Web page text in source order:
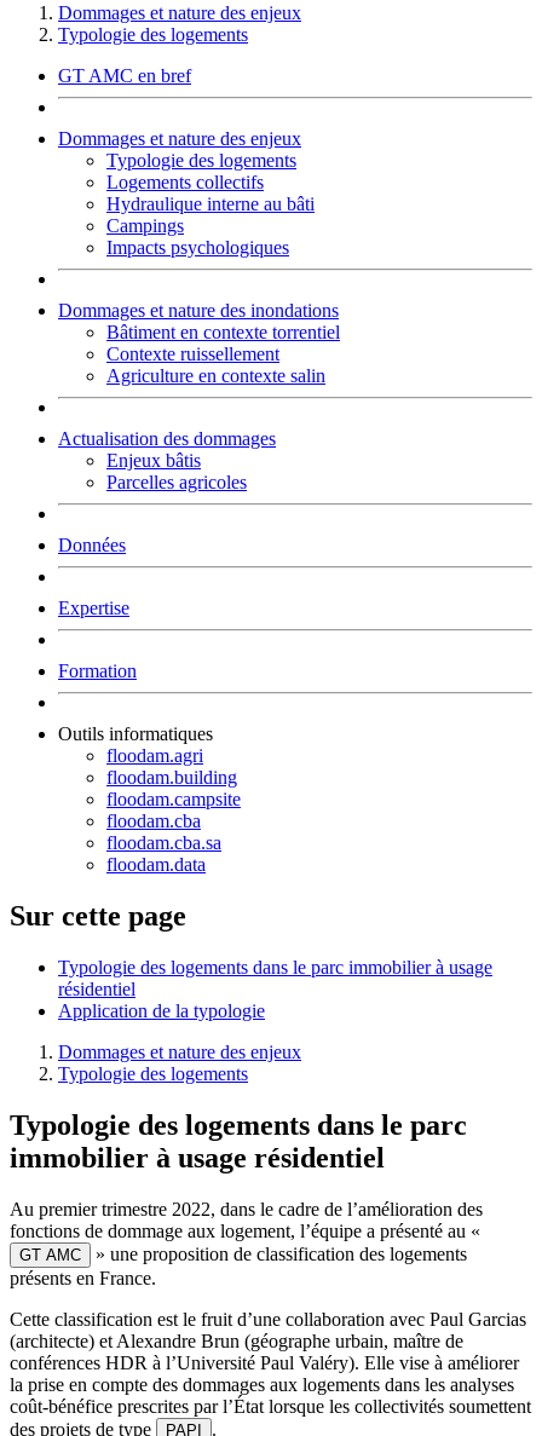
Dommages et nature des enjeux
Typologie des logements
GT AMC en bref
Dommages et nature des enjeux
Typologie des logements
Logements collectifs
Hydraulique interne au bâti
Campings
Impacts psychologiques
Dommages et nature des inondations
Bâtiment en contexte torrentiel
Contexte ruissellement
Agriculture en contexte salin
Actualisation des dommages
Enjeux bâtis
Parcelles agricoles
Données
Expertise
Formation
Outils informatiques
floodam.agri
floodam.building
floodam.campsite
floodam.cba
floodam.cba.sa
floodam.data
Sur cette page
Typologie des logements dans le parc immobilier à usage
résidentiel
Application de la typologie
Dommages et nature des enjeux
Typologie des logements
Typologie des logements dans le parc
immobilier à usage résidentiel
Au premier trimestre 2022, dans le cadre de l’amélioration des
fonctions de dommage aux logement, l’équipe a présenté au «
GT AMC
» une proposition de classification des logements
présents en France.
Cette classification est le fruit d’une collaboration avec Paul Garcias
(architecte) et Alexandre Brun (géographe urbain, maître de
conférences HDR à l’Université Paul Valéry). Elle vise à améliorer
la prise en compte des dommages aux logements dans les analyses
coût-bénéfice prescrites par l’État lorsque les collectivités soumettent
des projets de type
PAPI .